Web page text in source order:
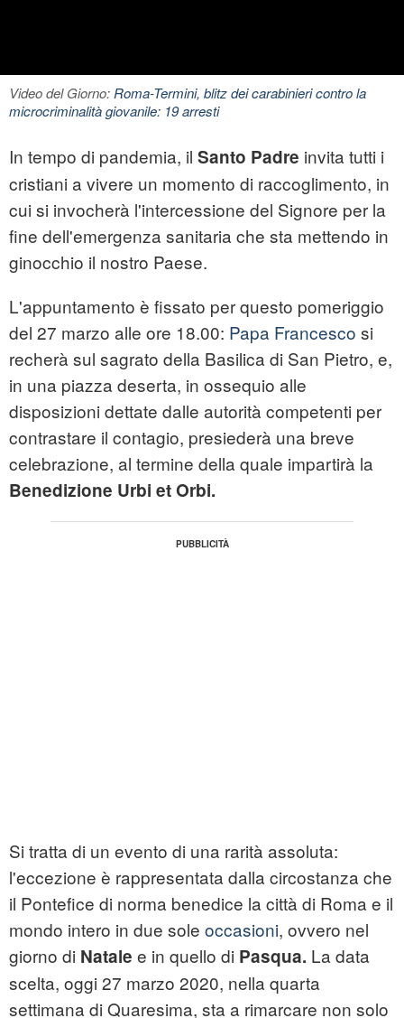
Video del Giorno:Roma-Termini, blitz dei carabinieri contro la
microcriminalità giovanile: 19 arresti
In tempo di pandemia, il Santo Padre invita tutti i
cristiani a vivere un momento di raccoglimento, in
cui si invocherà l'intercessione del Signore per la
fine dell'emergenza sanitaria che sta mettendo in
ginocchio il nostro Paese.
L'appuntamento è fissato per questo pomeriggio
del 27 marzo alle ore 18.00: Papa Francesco si
recherà sul sagrato della Basilica di San Pietro, e,
in una piazza deserta, in ossequio alle
disposizioni dettate dalle autorità competenti per
contrastare il contagio, presiederà una breve
celebrazione, al termine della quale impartirà la
Benedizione Urbi et Orbi.
Si tratta di un evento di una rarità assoluta:
l'eccezione è rappresentata dalla circostanza che
il Pontefice di norma benedice la città di Roma e il
mondo intero in due sole occasioni, ovvero nel
giorno di Natale e in quello di Pasqua. La data
scelta, oggi 27 marzo 2020, nella quarta
settimana di Quaresima, sta a rimarcare non solo